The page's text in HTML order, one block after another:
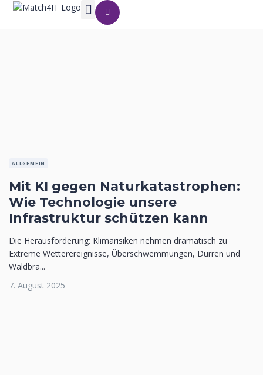
ALLGEMEIN
Mit KI gegen Naturkatastrophen:
Wie Technologie unsere
Infrastruktur schützen kann
Die Herausforderung: Klimarisiken nehmen dramatisch zu
Extreme Wetterereignisse, Überschwemmungen, Dürren und
Waldbrä...
7. August 2025